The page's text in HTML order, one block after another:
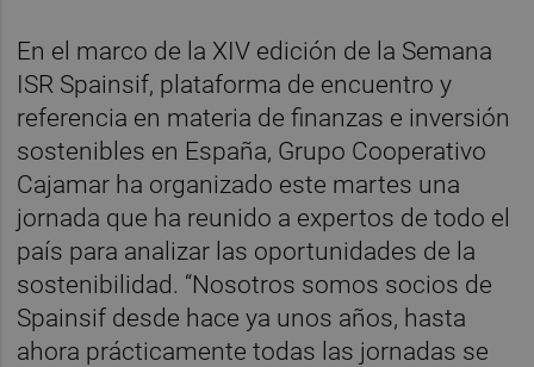
En el marco de la XIV edición de la Semana
ISR Spainsif, plataforma de encuentro y
referencia en materia de finanzas e inversión
sostenibles en España, Grupo Cooperativo
Cajamar ha organizado este martes una
jornada que ha reunido a expertos de todo el
país para analizar las oportunidades de la
sostenibilidad. “Nosotros somos socios de
Spainsif desde hace ya unos años, hasta
ahora prácticamente todas las jornadas se